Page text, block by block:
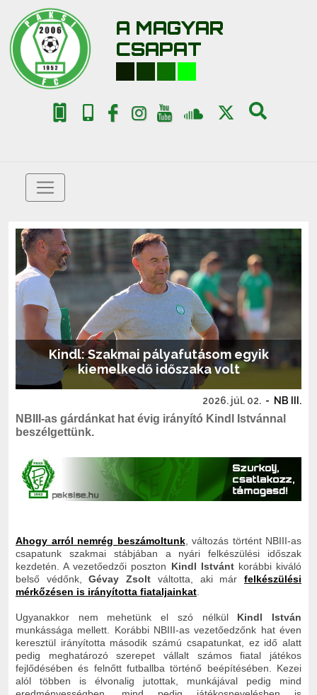
A MAGYAR
CSAPAT
Kindl: Szakmai pályafutásom egyik
kiemelkedő időszaka volt
2026. júl. 02. - NB III.
NBIII-as gárdánkat hat évig irányító Kindl Istvánnal
beszélgettünk.
Ahogy arról nemrég beszámoltunk, változás történt NBIII-as
csapatunk szakmai stábjában a nyári felkészülési időszak
kezdetén. A vezetőedzői poszton Kindl Istvántkorábbi kiváló
belső védőnk,Gévay Zsolt váltotta, aki márfelkészülési
mérkőzésen is irányította fiataljainkat.
Ugyanakkor nem mehetünk el szó nélkül Kindl István
munkássága mellett. Korábbi NBIII-as vezetőedzőnk hat éven
keresztül irányította második számú csapatunkat, ez idő alatt
pedig meghatározó szerepet vállalt számos fiatal játékos
fejlődésében és felnőtt futballba történő beépítésében. Kezei
alól többen is élvonalig jutottak, munkájával pedig mind